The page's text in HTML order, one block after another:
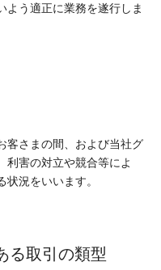
よう適正に業務を遂行しま
客さまの間、および当社グ
利害の対立や競合等によ
況をいいます。
る取引の類型